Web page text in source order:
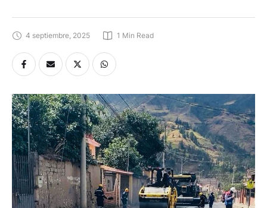
4 septiembre, 2025 1 Min Read